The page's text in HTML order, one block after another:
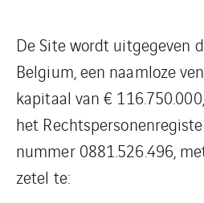
De Site wordt uitgegeven
Belgium, een naamloze
kapitaal van €
het
nummer 0881.526.496,
zetel te: